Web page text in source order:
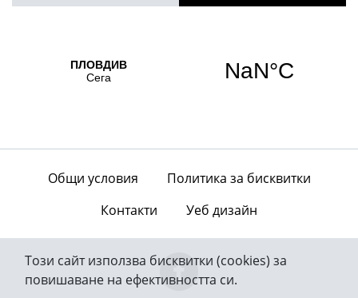
Общи условия
Политика за бисквитки
Контакти
Уеб дизайн
Този сайт използва бисквитки (cookies) за
повишаване на ефективността си.